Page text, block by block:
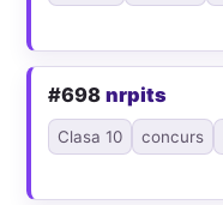
#698nrpits
Clasa 10 concurs